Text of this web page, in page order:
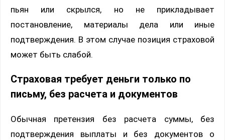
пьян или скрылся, но не прикладывает
постановление, материалы дела или иные
подтверждения. В этом случае позиция страховой
может быть слабой.
Страховая требует деньги только по
письму, без расчета и документов
Обычная претензия без расчета суммы, без
подтверждения выплаты и без документов о